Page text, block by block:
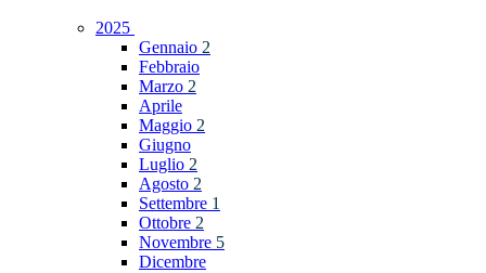
2025
Gennaio 2
Febbraio
Marzo 2
Aprile
Maggio 2
Giugno
Luglio 2
Agosto 2
Settembre 1
Ottobre 2
Novembre 5
Dicembre